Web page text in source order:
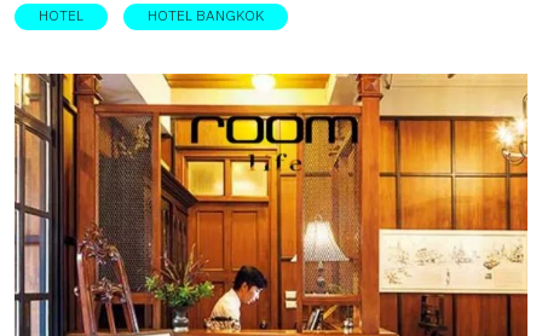
HOTEL HOTEL BANGKOK